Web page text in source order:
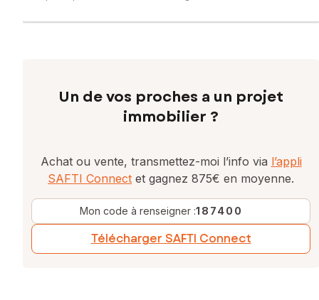
Un de vos proches a un projet
immobilier ?
Achat ou vente, transmettez-moi l’info via l’appli
SAFTI Connect et gagnez 875€ en moyenne.
Mon code à renseigner :187400
Télécharger SAFTI Connect